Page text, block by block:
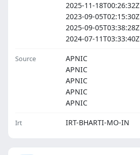
2025-11-18T00:26:32Z
2023-09-05T02:15:30Z
2025-09-05T03:38:28Z
2024-07-11T03:33:40Z
Source
APNIC
APNIC
APNIC
APNIC
APNIC
Irt IRT-BHARTI-MO-IN